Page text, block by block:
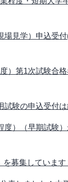
見学）申込受
）第1次試験合
験の申込受付は
）（早期試験
募集しています